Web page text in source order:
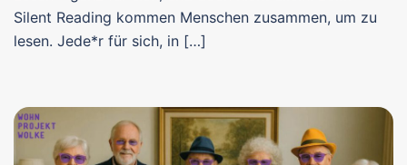
Silent Reading kommen Menschen zusammen, um zu
lesen. Jede*r für sich, in […]